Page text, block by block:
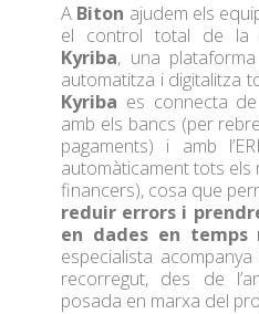
A Biton ajudem els
el control total de la
Kyriba, una
automatitza i digitalitza
Kyriba es connecta
amb els bancs (per
pagaments) i amb
automàticament tots els
financers), cosa que
reduir errors i
en dades en temps
especialista
recorregut, des de
posada en marxa del